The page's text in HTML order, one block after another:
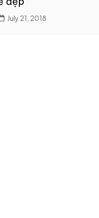
brochure
In profile
8. Thiết kế Catalogue
9. Thiết kế profile – hồ sơ
July 21, 2018